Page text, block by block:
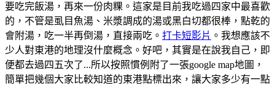
要吃完飯湯，再來一份肉粿。這家是目前我吃過四家中最喜歡
的，不管是虱目魚湯、米漿調成的湯或黑白切都很棒，點乾的
會附湯，吃一半再倒湯，直接兩吃。 打卡短影片 。我想應該不
少人對東港的地理沒什麼概念。好吧，其實是在說我自己，即
便都去過四五次了...所以按照慣例附了一張google map地圖，
簡單把幾個大家比較知道的東港點標出來，讓大家多少有一點